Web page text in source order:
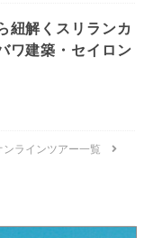
紐解くスリランカ
ワ建築・セイロン
ンラインツアー一覧